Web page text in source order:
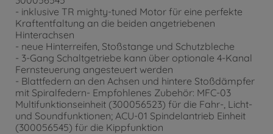
- inklusive TR mighty-tuned Motor für eine perfekte
Kraftentfaltung an die beiden angetriebenen
Hinterachsen
- neue Hinterreifen, Stoßstange und Schutzbleche
- 3-Gang Schaltgetriebe kann über optionale 4-Kanal
Fernsteuerung angesteuert werden
- Blattfedern an den Achsen und hintere Stoßdämpfer
mit Spiralfedern- Empfohlenes Zubehör: MFC-03
Multifunktionseinheit (300056523) für die Fahr-, Licht-
und Soundfunktionen; ACU-01 Spindelantrieb Einheit
(300056545) für die Kippfunktion